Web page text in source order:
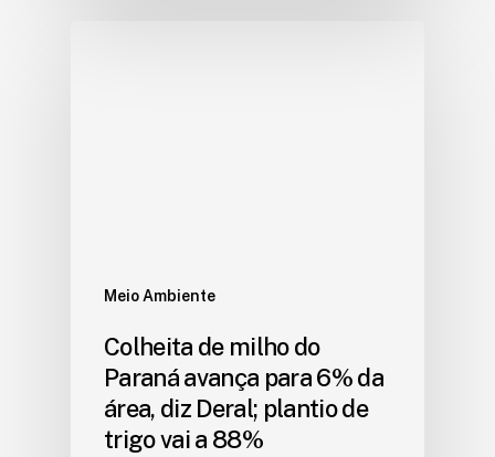
Meio Ambiente
Colheita de milho do
Paraná avança para 6% da
área, diz Deral; plantio de
trigo vai a 88%